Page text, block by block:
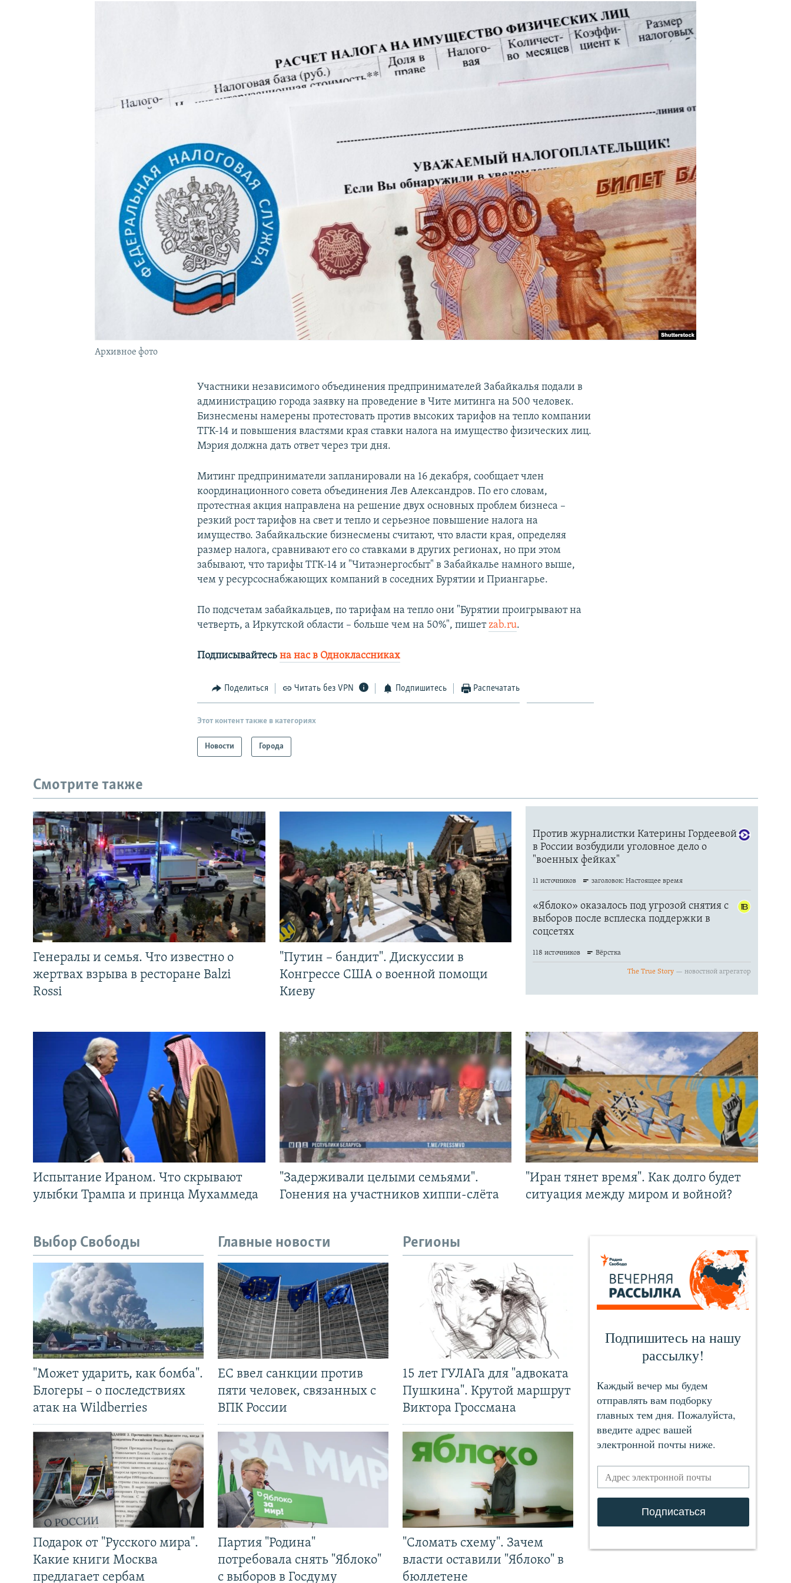
Архивное фото
Участники независимого объединения предпринимателей Забайкалья подали в
администрацию города заявку на проведение в Чите митинга на 500 человек.
Бизнесмены намерены протестовать против высоких тарифов на тепло компании
ТГК-14 и повышения властями края ставки налога на имущество физических лиц.
Мэрия должна дать ответ через три дня.
Митинг предприниматели запланировали на 16 декабря, сообщает член
координационного совета объединения Лев Александров. По его словам,
протестная акция направлена на решение двух основных проблем бизнеса –
резкий рост тарифов на свет и тепло и серьезное повышение налога на
имущество. Забайкальские бизнесмены считают, что власти края, определяя
размер налога, сравнивают его со ставками в других регионах, но при этом
забывают, что тарифы ТГК-14 и "Читаэнергосбыт" в Забайкалье намного выше,
чем у ресурсоснабжающих компаний в соседних Бурятии и Приангарье.
По подсчетам забайкальцев, по тарифам на тепло они "Бурятии проигрывают на
четверть, а Иркутской области – больше чем на 50%", пишетzab.ru.
Подписывайтесьна нас в Одноклассниках
Поделиться Читать без VPN Подпишитесь Распечатать
Этот контент также в категориях
Новости Города
Смотрите также
Генералы и семья. Что известно о
жертвах взрыва в ресторане Balzi
Rossi
"Путин – бандит". Дискуссии в
Конгрессе США о военной помощи
Киеву
Испытание Ираном. Что скрывают
улыбки Трампа и принца Мухаммеда
"Задерживали целыми семьями".
Гонения на участников хиппи-слёта
"Иран тянет время". Как долго будет
ситуация между миром и войной?
Выбор Свободы
"Может ударить, как бомба".
Блогеры – о последствиях
атак на Wildberries
Подарок от "Русского мира".
Какие книги Москва
предлагает сербам
Главные новости
ЕС ввел санкции против
пяти человек, связанных с
ВПК России
Партия "Родина"
потребовала снять "Яблоко"
с выборов в Госдуму
Регионы
15 лет ГУЛАГа для "адвоката
Пушкина". Крутой маршрут
Виктора Гроссмана
"Сломать схему". Зачем
власти оставили "Яблоко" в
бюллетене